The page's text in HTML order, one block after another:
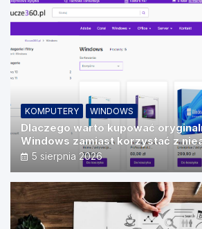
KOMPUTERY WINDOWS
Dlaczego warto kupować
Windows zamiast korzystać z
źródeł?
5 sierpnia 2026